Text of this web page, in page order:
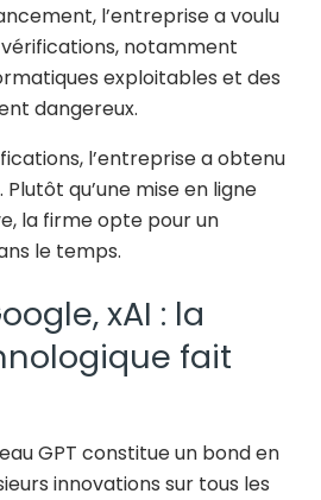
l’entreprise a voulu
notamment
exploitables et des
dangereux.
l’entreprise a obtenu
Plutôt qu’une mise en ligne
la firme opte pour un
le temps.
xAI : la
fait
GPT constitue un bond en
innovations sur tous les